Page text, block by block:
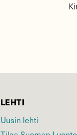
LEHTI
Uusin lehti